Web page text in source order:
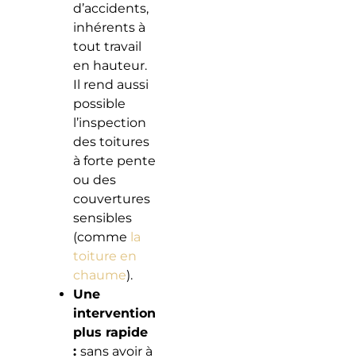
d’accidents,
inhérents à
tout travail
en hauteur.
Il rend aussi
possible
l’inspection
des toitures
à forte pente
ou des
couvertures
sensibles
(comme la
toiture en
chaume).
Une
intervention
plus rapide
: sans avoir à